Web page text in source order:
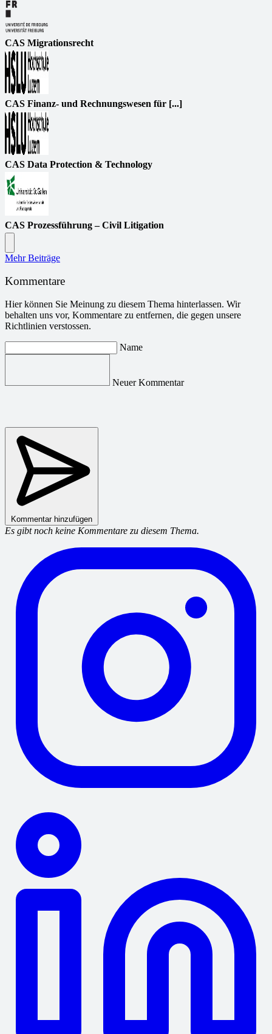
CAS Migrationsrecht
CAS Finanz- und Rechnungswesen für [...]
CAS Data Protection & Technology
CAS Prozessführung – Civil Litigation
Mehr Beiträge
Kommentare
Hier können Sie Meinung zu diesem Thema hinterlassen. Wir
behalten uns vor, Kommentare zu entfernen, die gegen unsere
Richtlinien verstossen.
Name
Neuer Kommentar
Kommentar hinzufügen
Es gibt noch keine Kommentare zu diesem Thema.